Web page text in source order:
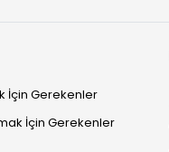
İçin Gerekenler
İçin Gerekenler